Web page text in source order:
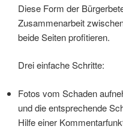
Diese Form der
Zusammenarbeit
beide Seiten profitieren.
Drei einfache Schritte:
Fotos vom Schaden
und die entsprechende
Hilfe einer